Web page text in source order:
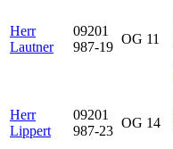
Herr
Lautner
09201
987-19
OG 11
Herr
Lippert
09201
987-23
OG 14